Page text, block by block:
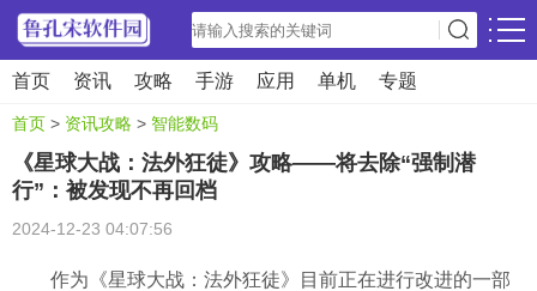
首页 资讯 攻略 手游 应用 单机 专题
首页 > 资讯攻略 > 智能数码
《星球大战：法外狂徒》攻略——将去除“强制潜
行”：被发现不再回档
2024-12-23 04:07:56
作为《星球大战：法外狂徒》目前正在进行改进的一部